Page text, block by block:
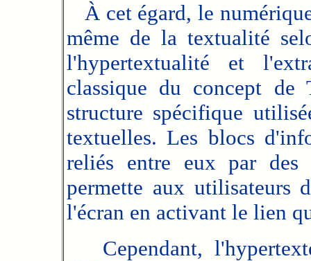
À cet égard, le
même de la textualité
l'hypertextualité et
classique du concept de
structure spécifique
textuelles. Les blocs
reliés entre eux par
permette aux utilisateurs
l'écran en activant le lien
Cependant,